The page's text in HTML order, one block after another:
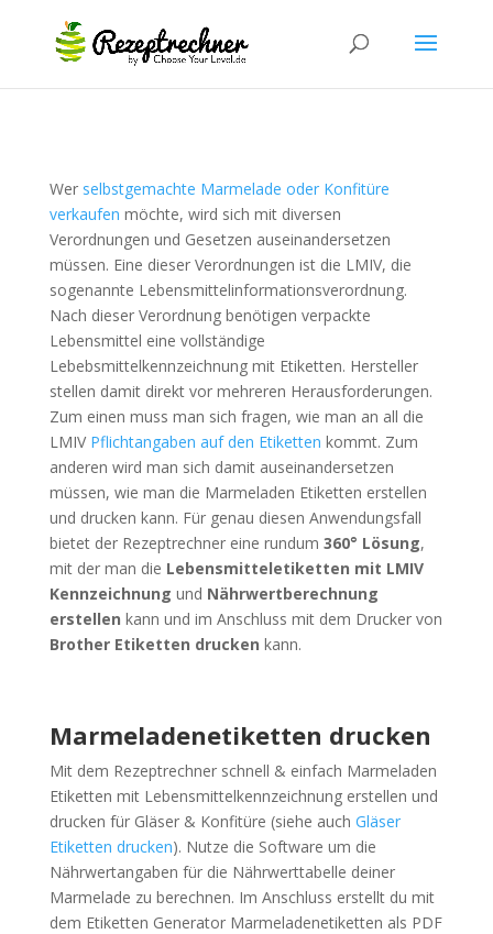
Wer selbstgemachte Marmelade oder Konfitüre
verkaufen möchte, wird sich mit diversen
Verordnungen und Gesetzen auseinandersetzen
müssen. Eine dieser Verordnungen ist die LMIV, die
sogenannte Lebensmittelinformationsverordnung.
Nach dieser Verordnung benötigen verpackte
Lebensmittel eine vollständige
Lebebsmittelkennzeichnung mit Etiketten. Hersteller
stellen damit direkt vor mehreren Herausforderungen.
Zum einen muss man sich fragen, wie man an all die
LMIVPflichtangaben auf den Etiketten kommt. Zum
anderen wird man sich damit auseinandersetzen
müssen, wie man die Marmeladen Etiketten erstellen
und drucken kann. Für genau diesen Anwendungsfall
bietet der Rezeptrechner eine rundum 360° Lösung,
mit der man die Lebensmitteletiketten mit LMIV
Kennzeichnung und Nährwertberechnung
erstellen kann und im Anschluss mit dem Drucker von
Brother Etiketten drucken kann.
Marmeladenetiketten drucken
Mit dem Rezeptrechner schnell & einfach Marmeladen
Etiketten mit Lebensmittelkennzeichnung erstellen und
drucken für Gläser & Konfitüre (siehe auch Gläser
Etiketten drucken). Nutze die Software um die
Nährwertangaben für die Nährwerttabelle deiner
Marmelade zu berechnen. Im Anschluss erstellt du mit
dem Etiketten Generator Marmeladenetiketten als PDF